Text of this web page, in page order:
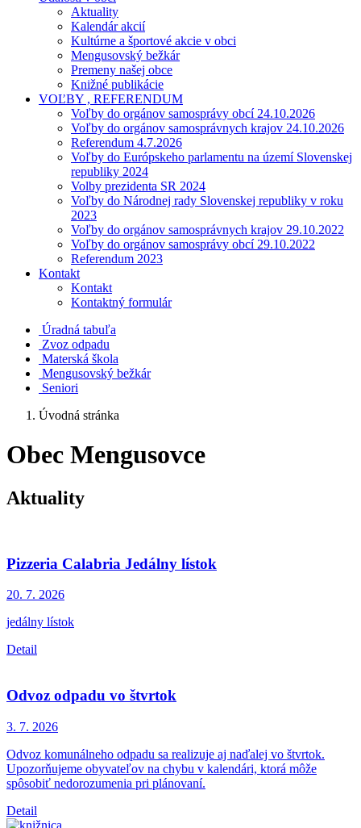
Aktuality
Kalendár akcií
Kultúrne a športové akcie v obci
Mengusovský bežkár
Premeny našej obce
Knižné publikácie
VOĽBY , REFERENDUM
Voľby do orgánov samosprávy obcí 24.10.2026
Voľby do orgánov samosprávnych krajov 24.10.2026
Referendum 4.7.2026
Voľby do Európskeho parlamentu na území Slovenskej
republiky 2024
Volby prezidenta SR 2024
Voľby do Národnej rady Slovenskej republiky v roku
2023
Voľby do orgánov samosprávnych krajov 29.10.2022
Voľby do orgánov samosprávy obcí 29.10.2022
Referendum 2023
Kontakt
Kontakt
Kontaktný formulár
Úradná tabuľa
Zvoz odpadu
Materská škola
Mengusovský bežkár
Seniori
Úvodná stránka
Obec Mengusovce
Aktuality
Pizzeria Calabria Jedálny lístok
20. 7. 2026
jedálny lístok
Detail
Odvoz odpadu vo štvrtok
3. 7. 2026
Odvoz komunálneho odpadu sa realizuje aj naďalej vo štvrtok.
Upozorňujeme obyvateľov na chybu v kalendári, ktorá môže
spôsobiť nedorozumenia pri plánovaní.
Detail